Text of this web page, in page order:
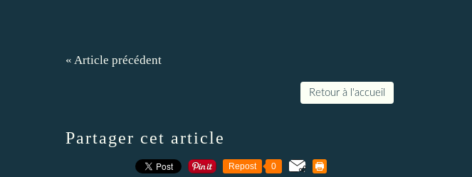
« Article précédent
Retour à l'accueil
Partager cet article
Repost 0